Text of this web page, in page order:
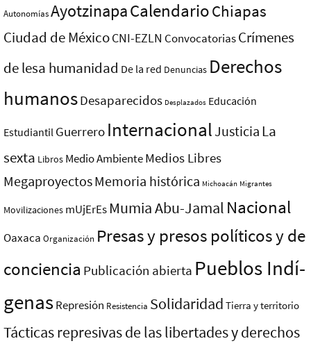
AutonomíasAyotzinapaCalendarioChiapas
Ciudad de MéxicoCNI-EZLN ConvocatoriasCrímenes
de lesa humanidad De la red Denuncias Derechos
humanosDesaparecidos Desplazados Educación
Estudiantil Guerrero InternacionalJusticia La
sexta Libros Medio AmbienteMedios Libres
MegaproyectosMemoria histórica Michoacán Migrantes
Movilizaciones mUjErEs Mumia Abu-Jamal Nacional
Oaxaca Organización Presas y presos polí­ticos y de
conciencia Publicación abierta Pueblos Indí­
genasRepresión Resistencia Solidaridad Tierra y territorio
Tácticas represivas de las libertades y derechos